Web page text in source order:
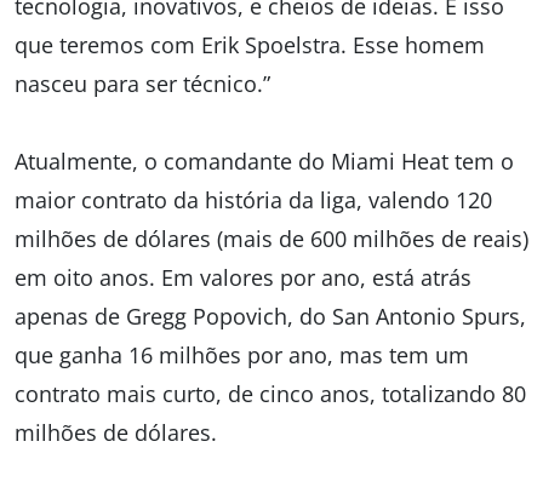
tecnologia, inovativos, e cheios de ideias. É isso
que teremos com Erik Spoelstra. Esse homem
nasceu para ser técnico.”
Atualmente, o comandante do Miami Heat tem o
maior contrato da história da liga, valendo 120
milhões de dólares (mais de 600 milhões de reais)
em oito anos. Em valores por ano, está atrás
apenas de Gregg Popovich, do San Antonio Spurs,
que ganha 16 milhões por ano, mas tem um
contrato mais curto, de cinco anos, totalizando 80
milhões de dólares.